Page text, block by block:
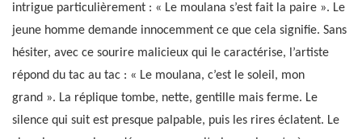
intrigue particulièrement : « Le moulana s’est fait la paire ». Le
jeune homme demande innocemment ce que cela signifie. Sans
hésiter, avec ce sourire malicieux qui le caractérise, l’artiste
répond du tac au tac : « Le moulana, c’est le soleil, mon
grand ». La réplique tombe, nette, gentille mais ferme. Le
silence qui suit est presque palpable, puis les rires éclatent. Le